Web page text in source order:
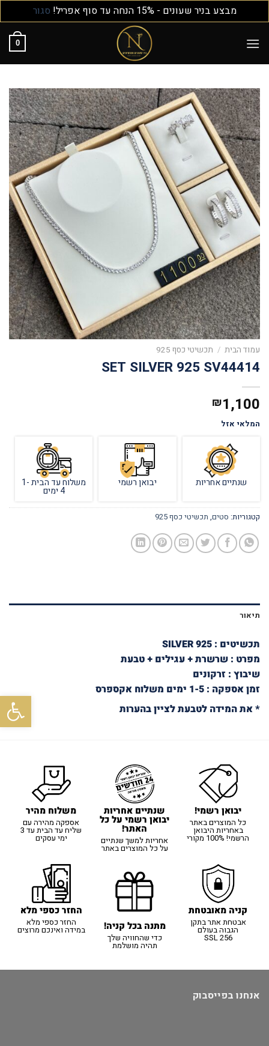
פתח
מבצע בניר שעונים - 15% הנחה עד סוף אפריל! סגור
0
עמוד הבית / תכשיטי כסף 925
SET SILVER 925 SV44414
₪1,100
המלאי אזל
שנתיים אחריות יבואן רשמי משלוח עד הבית 1-
4 ימים
קטגוריות: סטים, תכשיטי כסף 925
תיאור
תכשיטים : SILVER 925
מפרט : שרשרת + עגילים + טבעת
שיבוץ : זרקונים
זמן אספקה : 1-5 ימים משלוח אקספרס
* את המידה לטבעת לציין בהערות
יבואן רשמי!
כל המוצרים באתר
באחריות היבואן
הרשמי! 100% מקורי
שנתיים אחריות
יבואן רשמי על כל
האתר!
אחריות למשך שנתיים
על כל המוצרים באתר
משלוח מהיר
אספקה מהירה עם
שליח עד הבית עד 3
ימי עסקים
קניה מאובטחת
אבטחת אתר בתקן
הגבוה בעולם
SSL 256
מתנה בכל קניה!
כדי שהחוויה שלך
תהיה מושלמת
החזר כספי מלא
החזר כספי מלא
במידה ואינכם מרוצים
אנחנו בפייסבוק